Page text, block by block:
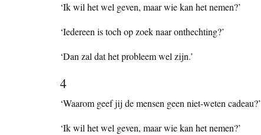
‘Ik wil het wel geven, maar wie kan het nemen?’
‘Iedereen is toch op zoek naar onthechting?’
‘Dan zal dat het probleem wel zijn.’
4
‘Waarom geef jij de mensen geen niet-weten cadeau?’
‘Ik wil het wel geven, maar wie kan het nemen?’